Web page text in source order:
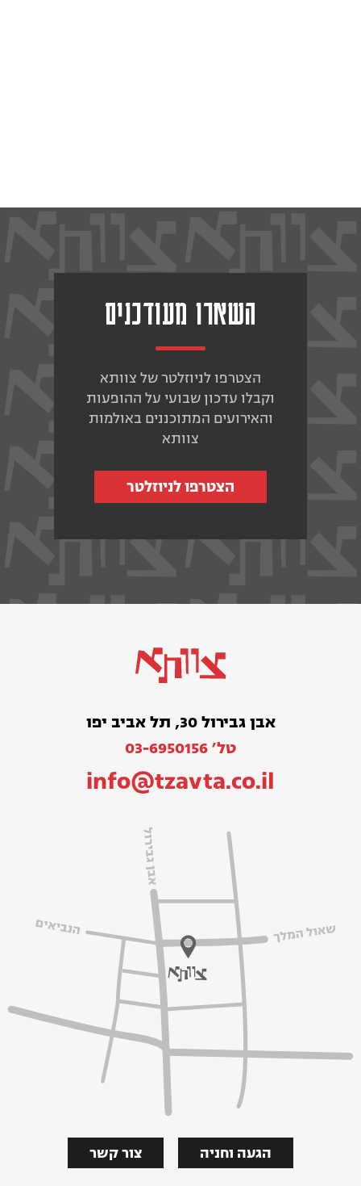
השארו מעודכנים
הצטרפו לניוזלטר של צוותא
וקבלו עדכון שבועי על ההופעות
והאירועים המתוכננים באולמות
צוותא
הצטרפו לניוזלטר
אבן גבירול 30, תל אביב יפו
טל׳ 03-6950156
info@tzavta.co.il
צור קשר הגעה וחניה